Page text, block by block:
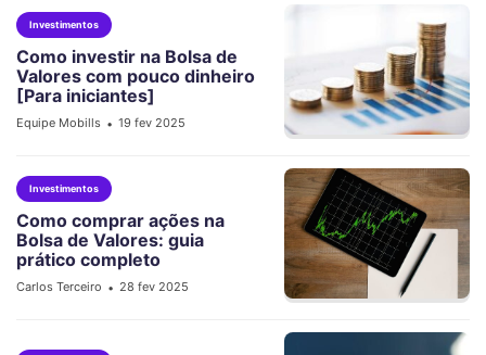
Investimentos
Como investir na Bolsa de
Valores com pouco dinheiro
[Para iniciantes]
Equipe Mobills • 19 fev 2025
Investimentos
Como comprar ações na
Bolsa de Valores: guia
prático completo
Carlos Terceiro • 28 fev 2025